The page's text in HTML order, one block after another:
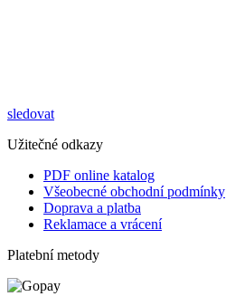
sledovat
Užitečné odkazy
PDF online katalog
Všeobecné obchodní podmínky
Doprava a platba
Reklamace a vrácení
Platební metody